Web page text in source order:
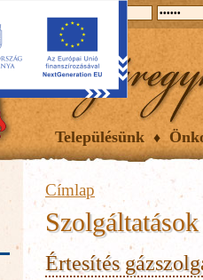
Településünk
Címlap
Szolgáltatások
Értesítés